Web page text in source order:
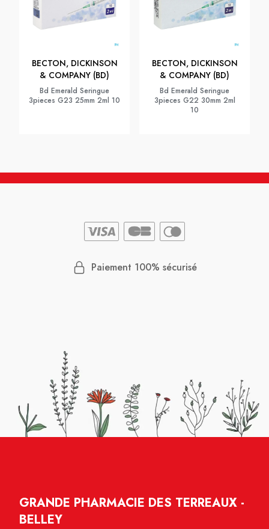
BECTON, DICKINSON
& COMPANY (BD)
Bd Emerald Seringue
3pieces G23 25mm 2ml 10
BECTON, DICKINSON
& COMPANY (BD)
Bd Emerald Seringue
3pieces G22 30mm 2ml
10
Paiement 100% sécurisé
GRANDE PHARMACIE DES TERREAUX -
BELLEY